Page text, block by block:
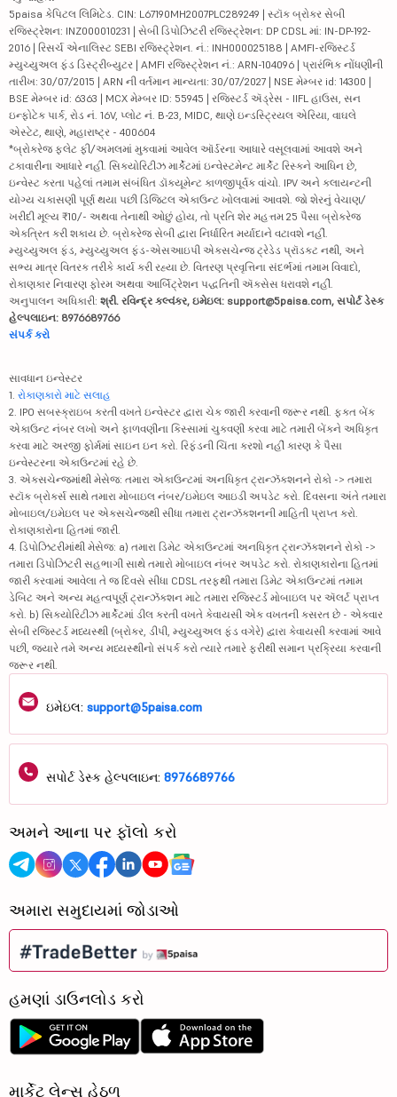
5paisa કેપિટલ લિમિટેડ. CIN: L67190MH2007PLC289249 | સ્ટૉક બ્રોકર સેબી
રજિસ્ટ્રેશન: INZ000010231 | સેબી ડિપોઝિટરી રજિસ્ટ્રેશન: DP CDSL માં: IN-DP-192-
2016 | રિસર્ચ એનાલિસ્ટ SEBI રજિસ્ટ્રેશન. નં.: INH000025188 | AMFI-રજિસ્ટર્ડ
મ્યુચ્યુઅલ ફંડ ડિસ્ટ્રીબ્યુટર | AMFI રજિસ્ટ્રેશન નં.: ARN-104096 | પ્રારંભિક નોંધણીની
તારીખ: 30/07/2015 | ARN ની વર્તમાન માન્યતા: 30/07/2027 | NSE મેમ્બર id: 14300 |
BSE મેમ્બર id: 6363 | MCX મેમ્બર ID: 55945 | રજિસ્ટર્ડ ઍડ્રેસ - IIFL હાઉસ, સન
ઇન્ફોટેક પાર્ક, રોડ નં. 16V, પ્લોટ નં. B-23, MIDC, થાણે ઇન્ડસ્ટ્રિયલ એરિયા, વાઘલે
એસ્ટેટ, થાણે, મહારાષ્ટ્ર - 400604
*બ્રોકરેજ ફ્લેટ ફી/અમલમાં મુકવામાં આવેલ ઑર્ડરના આધારે વસૂલવામાં આવશે અને
ટકાવારીના આધારે નહીં. સિક્યોરિટીઝ માર્કેટમાં ઇન્વેસ્ટમેન્ટ માર્કેટ રિસ્કને આધિન છે,
ઇન્વેસ્ટ કરતા પહેલાં તમામ સંબંધિત ડૉક્યૂમેન્ટ કાળજીપૂર્વક વાંચો. IPV અને ક્લાયન્ટની
યોગ્ય ચકાસણી પૂર્ણ થયા પછી ડિજિટલ એકાઉન્ટ ખોલવામાં આવશે. જો શેરનું વેચાણ/
ખરીદી મૂલ્ય ₹10/- અથવા તેનાથી ઓછું હોય, તો પ્રતિ શેર મહત્તમ 25 પૈસા બ્રોકરેજ
એકત્રિત કરી શકાય છે. બ્રોકરેજ સેબી દ્વારા નિર્ધારિત મર્યાદાને વટાવશે નહીં.
મ્યુચ્યુઅલ ફંડ, મ્યુચ્યુઅલ ફંડ-એસઆઇપી એક્સચેન્જ ટ્રેડેડ પ્રૉડક્ટ નથી, અને
સભ્ય માત્ર વિતરક તરીકે કાર્ય કરી રહ્યા છે. વિતરણ પ્રવૃત્તિના સંદર્ભમાં તમામ વિવાદો,
રોકાણકાર નિવારણ ફોરમ અથવા આર્બિટ્રેશન પદ્ધતિની ઍક્સેસ ધરાવશે નહીં.
અનુપાલન અધિકારી: શ્રી. રવિન્દ્ર કલ્વંકર, ઇમેઇલ: support@5paisa.com, સપોર્ટ ડેસ્ક
હેલ્પલાઇન: 8976689766
સંપર્ક કરો
સાવધાન ઇન્વેસ્ટર
1. રોકાણકારો માટે સલાહ
2. IPO સબસ્ક્રાઇબ કરતી વખતે ઇન્વેસ્ટર દ્વારા ચેક જારી કરવાની જરૂર નથી. ફક્ત બેંક
એકાઉન્ટ નંબર લખો અને ફાળવણીના કિસ્સામાં ચુકવણી કરવા માટે તમારી બેંકને અધિકૃત
કરવા માટે અરજી ફોર્મમાં સાઇન ઇન કરો. રિફંડની ચિંતા કરશો નહીં કારણ કે પૈસા
ઇન્વેસ્ટરના એકાઉન્ટમાં રહે છે.
3. એક્સચેન્જમાંથી મેસેજ: તમારા એકાઉન્ટમાં અનધિકૃત ટ્રાન્ઝૅક્શનને રોકો -> તમારા
સ્ટૉક બ્રોકર્સ સાથે તમારા મોબાઇલ નંબર/ઇમેઇલ આઇડી અપડેટ કરો. દિવસના અંતે તમારા
મોબાઇલ/ઇમેઇલ પર એક્સચેન્જથી સીધા તમારા ટ્રાન્ઝૅક્શનની માહિતી પ્રાપ્ત કરો.
રોકાણકારોના હિતમાં જારી.
4. ડિપોઝિટરીમાંથી મેસેજ: a) તમારા ડિમેટ એકાઉન્ટમાં અનધિકૃત ટ્રાન્ઝૅક્શનને રોકો ->
તમારા ડિપોઝિટરી સહભાગી સાથે તમારો મોબાઇલ નંબર અપડેટ કરો. રોકાણકારોના હિતમાં
જારી કરવામાં આવેલા તે જ દિવસે સીધા CDSL તરફથી તમારા ડિમેટ એકાઉન્ટમાં તમામ
ડેબિટ અને અન્ય મહત્વપૂર્ણ ટ્રાન્ઝૅક્શન માટે તમારા રજિસ્ટર્ડ મોબાઇલ પર ઍલર્ટ પ્રાપ્ત
કરો. b) સિક્યોરિટીઝ માર્કેટમાં ડીલ કરતી વખતે કેવાયસી એક વખતની કસરત છે - એકવાર
સેબી રજિસ્ટર્ડ મધ્યસ્થી (બ્રોકર, ડીપી, મ્યુચ્યુઅલ ફંડ વગેરે) દ્વારા કેવાયસી કરવામાં આવે
પછી, જ્યારે તમે અન્ય મધ્યસ્થીનો સંપર્ક કરો ત્યારે તમારે ફરીથી સમાન પ્રક્રિયા કરવાની
જરૂર નથી.
ઇમેઇલ: support@5paisa.com
સપોર્ટ ડેસ્ક હેલ્પલાઇન: 8976689766
અમને આના પર ફૉલો કરો
અમારા સમુદાયમાં જોડાઓ
હમણાં ડાઉનલોડ કરો
માર્કેટ લેન્સ હેઠળ